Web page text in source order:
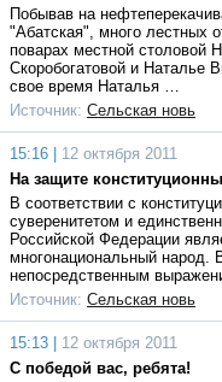
Побывав на
"Абатская", много лестных
поварах местной столовой
Скоробогатовой и Наталье
свое время Наталья …
Источник: Сельская новь
15:16 |
12 октября 2011
На защите
В соответствии с
суверенитетом и
Российской Федерации
многонациональный народ.
непосредственным
Источник: Сельская новь
15:13 |
12 октября 2011
С победой вас, ребята!